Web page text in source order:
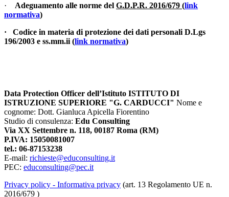
· Adeguamento alle norme del G.D.P.R. 2016/679 (link
normativa)
· Codice in materia di protezione dei dati personali D.Lgs
196/2003 e ss.mm.ii (link normativa)
Data Protection Officer dell’Istituto ISTITUTO DI
ISTRUZIONE SUPERIORE "G. CARDUCCI" Nome e
cognome: Dott. Gianluca Apicella Fiorentino
Studio di consulenza: Edu Consulting
Via XX Settembre n. 118, 00187 Roma (RM)
P.IVA: 15050081007
tel.: 06-87153238
E-mail: richieste@educonsulting.it
PEC: educonsulting@pec.it
Privacy policy - Informativa privacy (art. 13 Regolamento UE n.
2016/679 )